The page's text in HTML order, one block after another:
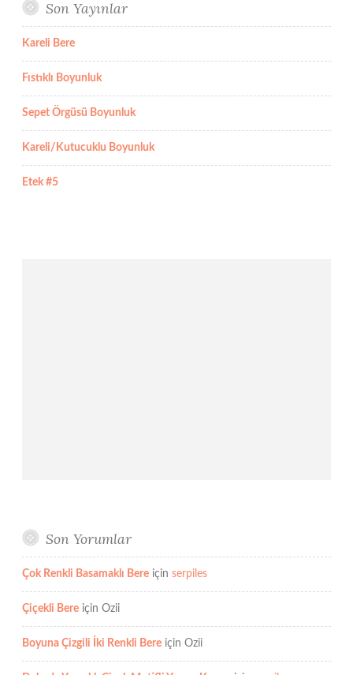
Son Yayınlar
Kareli Bere
Fıstıklı Boyunluk
Sepet Örgüsü Boyunluk
Kareli/Kutucuklu Boyunluk
Etek #5
Son Yorumlar
Çok Renkli Basamaklı Bere için serpiles
Çiçekli Bere için Ozii
Boyuna Çizgili İki Renkli Bere için Ozii